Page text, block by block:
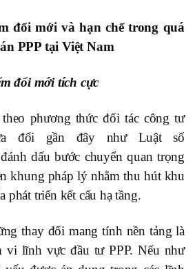
mới và hạn chế trong quá
PPP tại Việt Nam
đổi mới tích cực
phương thức đối tác công tư
đổi gần đây như Luật số
dấu bước chuyển quan trọng
khung pháp lý nhằm thu hút khu
phát triển kết cấu hạ tầng.
thay đổi mang tính nền tảng là
vi lĩnh vực đầu tư PPP. Nếu như